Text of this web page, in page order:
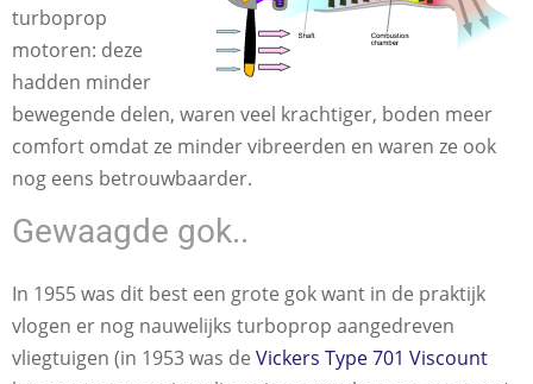
turboprop
motoren: deze
hadden minder
bewegende delen, waren veel krachtiger, boden meer
comfort omdat ze minder vibreerden en waren ze ook
nog eens betrouwbaarder.
Gewaagde gok..
In 1955 was dit best een grote gok want in de praktijk
vlogen er nog nauwelijks turboprop aangedreven
vliegtuigen (in 1953 was de Vickers Type 701 Viscount